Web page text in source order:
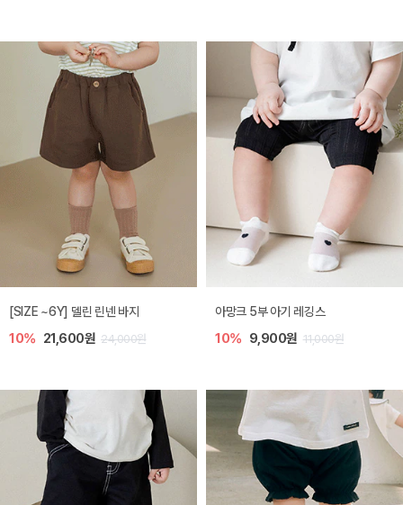
[SIZE ~6Y] 델린 린넨 바지
10% 21,600원 24,000원
아망크 5부 아기 레깅스
10% 9,900원 11,000원